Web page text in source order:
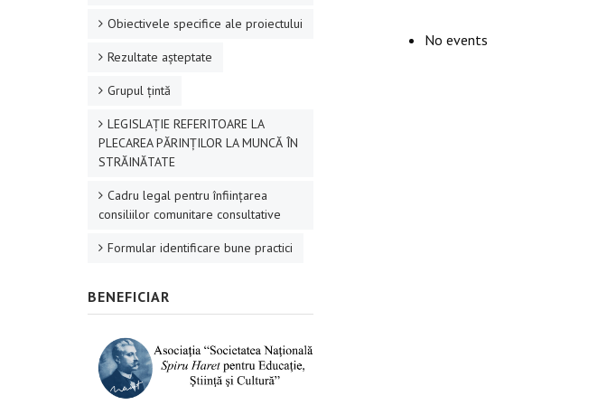
No events
Obiectivele specifice ale proiectului
Rezultate aşteptate
Grupul ţintă
LEGISLAȚIE REFERITOARE LA
PLECAREA PĂRINȚILOR LA MUNCĂ ÎN
STRĂINĂTATE
Cadru legal pentru înființarea
consiliilor comunitare consultative
Formular identificare bune practici
BENEFICIAR